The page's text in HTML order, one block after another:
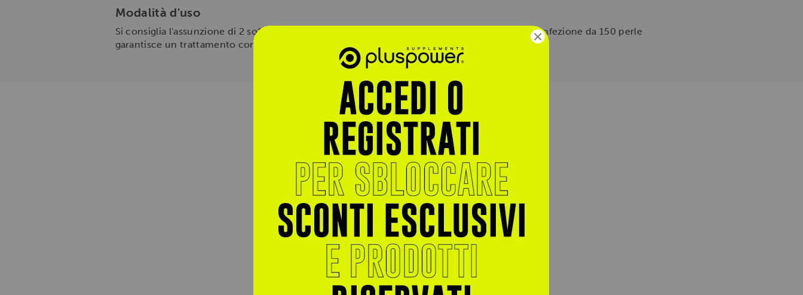
×
Modalità d'uso
Si consiglia l'assunzione di 2 softgel al giorno, preferibilmente durante i pasti principali. La confezione da 150 perle
garantisce un trattamento completo di oltre due mesi.